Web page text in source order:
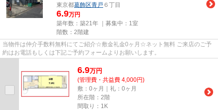
東京都葛飾区青戸 ６丁目
6.9万円
築年数：築21年 ｜募集中： 1室
階数：2階建
当物件は仲介手数料無料にてご紹介☆敷金礼金0ヶ月☆ネット無料 ご来店のご予
約はお電話もしくは下記ご予約フォームよりお願いします。
6.9万円
(管理費・共益費 4,000円)
敷：0ヶ月｜礼：0ヶ月
所在階：2階
間取り：1K